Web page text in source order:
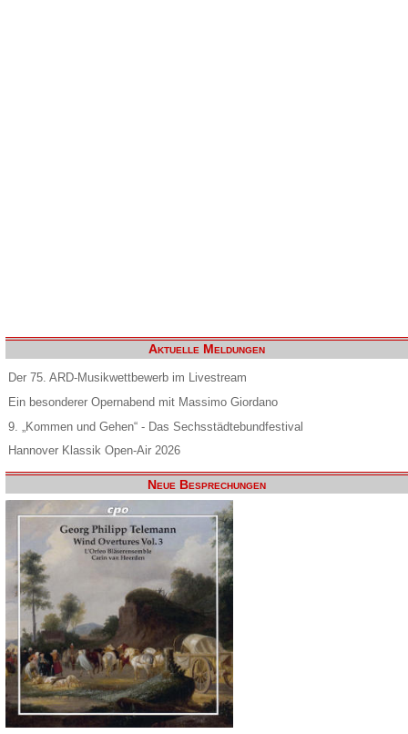
Aktuelle Meldungen
Der 75. ARD-Musikwettbewerb im Livestream
Ein besonderer Opernabend mit Massimo Giordano
9. „Kommen und Gehen“ - Das Sechsstädtebundfestival
Hannover Klassik Open-Air 2026
Neue Besprechungen